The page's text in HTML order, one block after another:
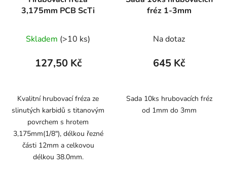
3,175mm PCB ScTi
Skladem (>10 ks)
127,50 Kč
Kvalitní hrubovací fréza ze
slinutých karbidů s titanovým
povrchem s hrotem
3,175mm(1/8"), délkou řezné
části 12mm a celkovou
délkou 38.0mm.
fréz 1-3mm
Na dotaz
645 Kč
Sada 10ks hrubovacích fréz
od 1mm do 3mm